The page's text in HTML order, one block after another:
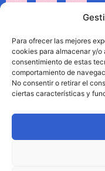
Para ofrecer las mejores
cookies para almacenar y/o
consentimiento de estas
comportamiento de
No consentir o retirar el
ciertas características y